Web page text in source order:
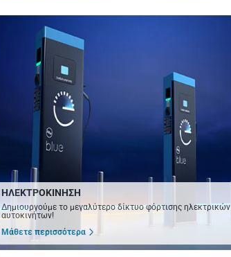
ΗΛΕΚΤΡΟΚΙΝΗΣΗ
Δημιουργούμε το μεγαλύτερο δίκτυο φόρτισης ηλεκτρικών
αυτοκινήτων!
Μάθετε περισσότερα